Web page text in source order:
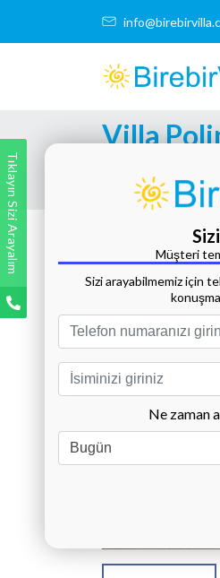
Villa
Tüm
Tıklayın Sizi Arayalım
Müşteri
Sizi arayabilmemiz için
Ne zaman